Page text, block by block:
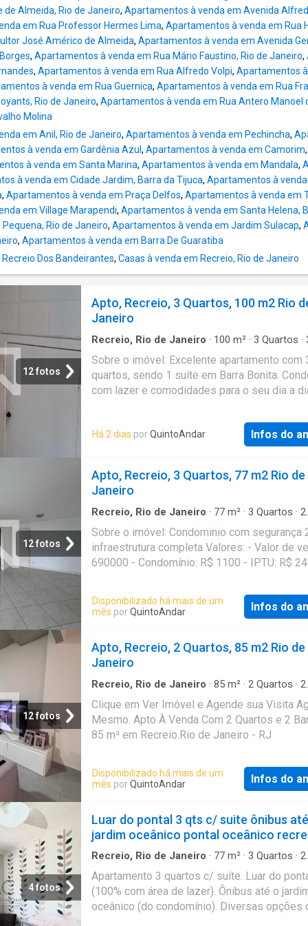
estilo! Código do Anúncio: 432 Este imóvel
seguintes características: Lazer: Academia,
de Futebol, Churrasqueira, Espaço Kids,
Piscina Aquecida, Piscina Infantil, Quadra
Salão de Festas, Salão de Jogos, Sauna
Próximos: Academias de ginástica, Açougue,
Avenida, Banca de revistas, Banco, Bistrô
Grau, Faculdade, Farmácia, Feiras, Habibs,
Igreja Católica, Igreja Evangélica, L
de Almeida, Rio de Janeiro, Apartamentos à venda em Avenida
em Rua Professor Hermes Lima, Apartamentos à venda em Rua
José Américo de Almeida, Apartamentos à venda em Avenida
, Apartamentos à venda em Rua Mário Faustino, Rio de Janeiro,
, Apartamentos à venda em Rua Alfredo Volpi, Apartamentos
à venda em Rua Guernica, Apartamentos à venda em Rua
Rio de Janeiro, Apartamentos à venda em Rua Antero Manoel
Molina
em Anil, Rio de Janeiro, Apartamentos à venda em Pechincha,
à venda em Gardênia Azul , Apartamentos à venda em Camorim,
à venda em Santa Marina, Apartamentos à venda em Mandala,
à venda em Cidade Jardim, Barra da Tijuca, Apartamentos à
, Apartamentos à venda em Praça Delfos, Apartamentos à venda em
em Village Marapendi, Apartamentos à venda em Santa Helena,
Rio de Janeiro, Apartamentos à venda em Jardim Sulacap,
, Apartamentos à venda em Barra De Guaratiba
Dos Bandeirantes, Casas à venda em Recreio, Rio de Janeiro
12 fotos
Apto, Recreio, 3 Quartos, 100 m2 Rio
Janeiro
Recreio, Rio de Janeiro · 100 m² · 3 Quartos ·
Sobre o imóvel: Excelente apartamento com
quartos, sendo 1 suíte em Barra Bonita.
com lazer e comodidades para o seu dia a
R$ 1500 - IPTU: R$ 300 Que tal agendar
Entre em contato pelo formulário. Você
uma mensagem por e-mail e WhatsApp com
QuintoAndar revolucionou o jeito de alugar e
imóveis: rápido, fácil, online, sem fiador e o
sem burocracia. Conheça esse e outros
site do QuintoAndar. CRECI-RJ J7575
Há 2 dias porQuintoAndar Infos do
12 fotos
Apto, Recreio, 3 Quartos, 77 m2 Rio de
Janeiro
Recreio, Rio de Janeiro · 77 m² · 3 Quartos · 2
Sobre o imóvel: Condominio com segurança
infraestrutura completa Valores: - Valor de
690000 - Condomínio: R$ 1100 - IPTU: R$
formulário. Você receberá uma mensagem
mail e WhatsApp com os próximos passos.
imóvel sem burocracia O QuintoAndar
online, sem fiador e o melhor, sem burocracia.
Conheça esse e outros imóveis no site do
QuintoAndar. CRECI-RJ J7575
Disponibilizado há mais de um
mês porQuintoAndar Infos do
12 fotos
Apto, Recreio, 2 Quartos, 85 m2 Rio de
Janeiro
Recreio, Rio de Janeiro · 85 m² · 2 Quartos · 2
Clique em Ver Imóvel e Agende sua Visita
Mesmo. Apto À Venda Com 2 Quartos e 2
85 m² em Recreio.Rio de Janeiro - RJ
Disponibilizado há mais de um
mês porQuintoAndar Infos do
4 fotos
Luar do pontal 3 qts c/ suite ônibus
jardim oceânico pontal oceânico
Recreio, Rio de Janeiro · 77 m² · 3 Quartos · 2
Churrasqueira · Área verde·Sala de jogos·Sala
multiuso
Apartamento 3 quartos c/ suíte. Luar do
(100% com área de lazer). Ônibus até o
oceânico (do condomínio). Diversas opções